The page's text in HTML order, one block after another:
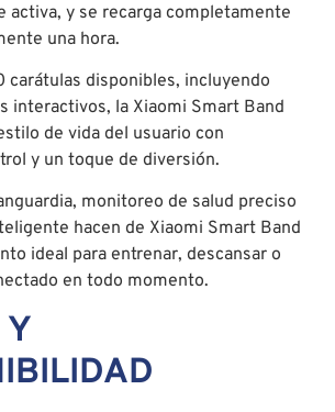
activa, y se recarga completamente
una hora.
carátulas disponibles, incluyendo
interactivos, la Xiaomi Smart Band
de vida del usuario con
y un toque de diversión.
monitoreo de salud preciso
hacen de Xiaomi Smart Band
ideal para entrenar, descansar o
en todo momento.
Y